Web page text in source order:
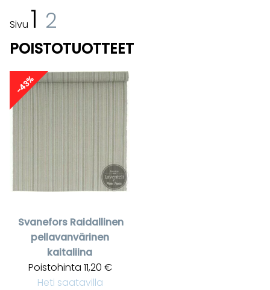
Sivu 1 2
POISTOTUOTTEET
-43%
Svanefors Raidallinen
pellavanvärinen
kaitaliina
Poistohinta 11,20 €
Heti saatavilla